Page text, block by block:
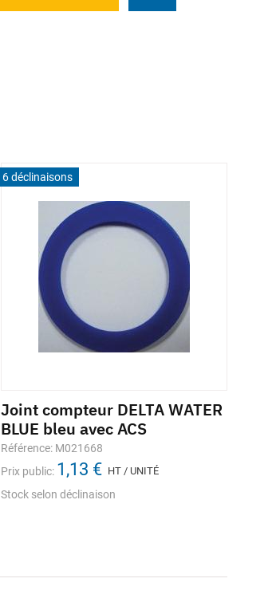
6 déclinaisons
Joint compteur DELTA WATER
BLUE bleu avec ACS
Référence: M021668
Prix public: 1,13 € HT / UNITÉ
Stock selon déclinaison